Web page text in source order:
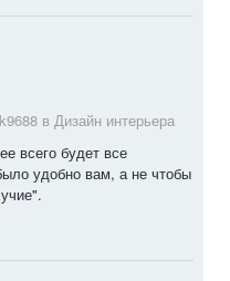
в Дизайн интерьера
всего будет все
удобно вам, а не чтобы